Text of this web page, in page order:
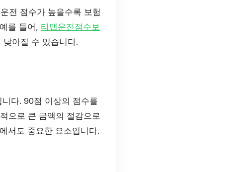
전 점수가 높을수록 보험
를 들어, 티맵운전점수보
아질 수 있습니다.
다. 90점 이상의 점수를
으로 큰 금액의 절감으로
서도 중요한 요소입니다.